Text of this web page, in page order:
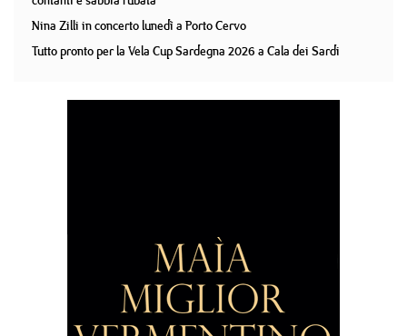
Nina Zilli in concerto lunedì a Porto Cervo
Tutto pronto per la Vela Cup Sardegna 2026 a Cala dei Sardi